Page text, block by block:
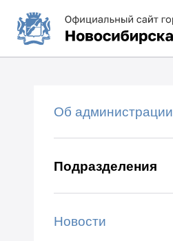
Об администрации
Подразделения
Новости